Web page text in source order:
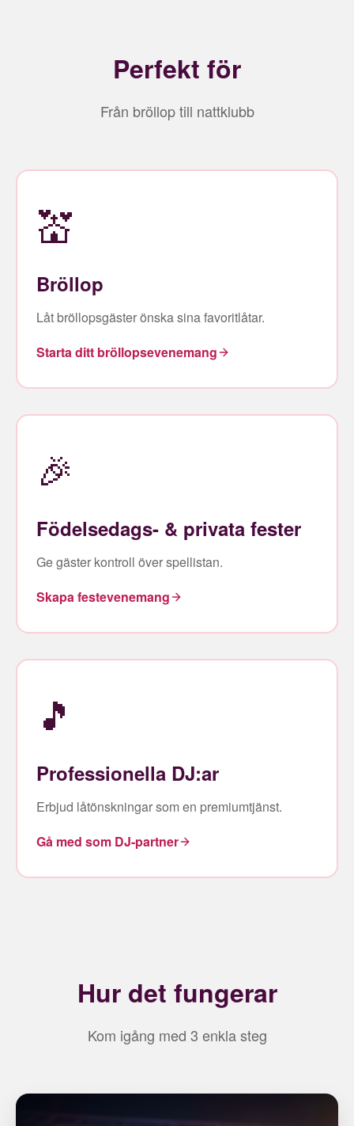
Perfekt för
Från bröllop till nattklubb
💒
Bröllop
Låt bröllopsgäster önska sina favoritlåtar.
Starta ditt bröllopsevenemang
🎉
Födelsedags- & privata fester
Ge gäster kontroll över spellistan.
Skapa festevenemang
🎵
Professionella DJ:ar
Erbjud låtönskningar som en premiumtjänst.
Gå med som DJ-partner
Hur det fungerar
Kom igång med 3 enkla steg